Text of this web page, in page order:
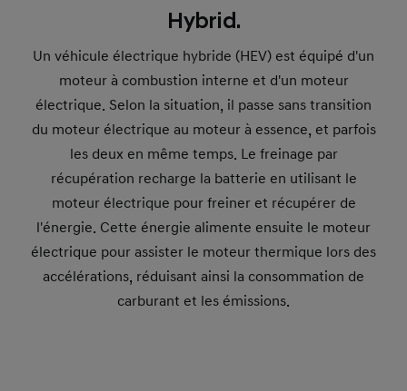
Hybrid.
Un véhicule électrique hybride (HEV) est équipé d'un
moteur à combustion interne et d'un moteur
électrique. Selon la situation, il passe sans transition
du moteur électrique au moteur à essence, et parfois
les deux en même temps. Le freinage par
récupération recharge la batterie en utilisant le
moteur électrique pour freiner et récupérer de
l'énergie. Cette énergie alimente ensuite le moteur
électrique pour assister le moteur thermique lors des
accélérations, réduisant ainsi la consommation de
carburant et les émissions.